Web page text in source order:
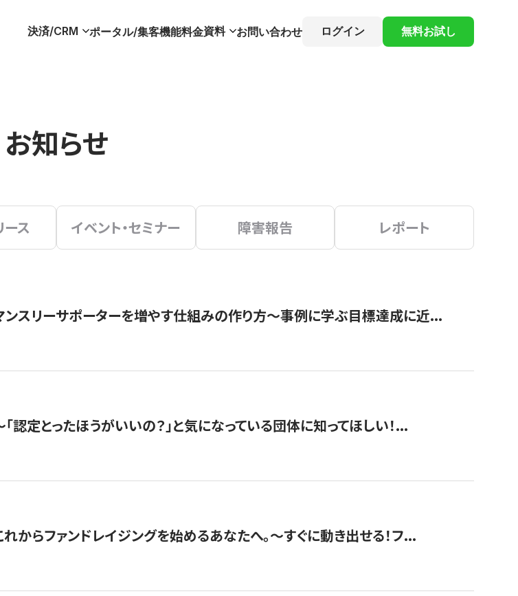
決済/CRM ポータル/集客機能料金資料 お問い合わせ ログイン 無料お試し
お知らせ
ース イベント・セミナー 障害報告 レポート
マンスリーサポーターを増やす仕組みの作り方〜事例に学ぶ目標達成に近...
「認定とったほうがいいの？」と気になっている団体に知ってほしい！...
れからファンドレイジングを始めるあなたへ。〜すぐに動き出せる！フ...